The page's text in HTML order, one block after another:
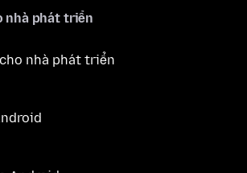
nhà phát triển
nhà phát triển